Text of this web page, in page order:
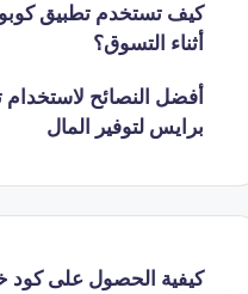
كيف تستخدم تطبيق
أثناء التسوق؟
أفضل النصائح
برايس لتوفير المال
كيفية الحصول على كود